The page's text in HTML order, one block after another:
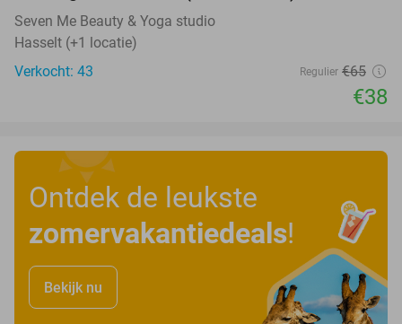
Seven Me Beauty & Yoga studio
Hasselt (+1 locatie)
Verkocht: 43
Regulier €65
€38
Ontdek de leukste
zomervakantiedeals!
Bekijk nu